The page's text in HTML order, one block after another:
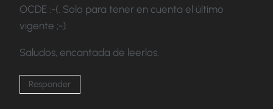
OCDE :-(. Solo para tener en cuenta el último
vigente ;-).
Saludos, encantada de leerlos.
Responder